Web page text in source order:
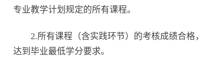
专业教学计划规定的所有课程。
2.所有课程（含实践环节）的考核成绩合格，
达到毕业最低学分要求。